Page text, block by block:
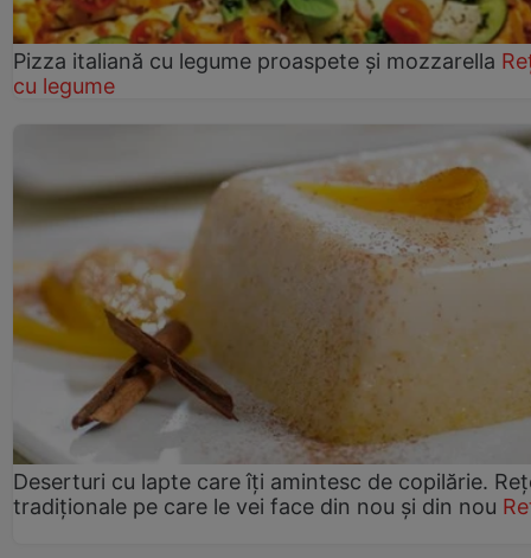
Pizza italiană cu legume proaspete și mozzarella
cu legume
Deserturi cu lapte care îți amintesc de copilărie.
tradiționale pe care le vei face din nou și din nou